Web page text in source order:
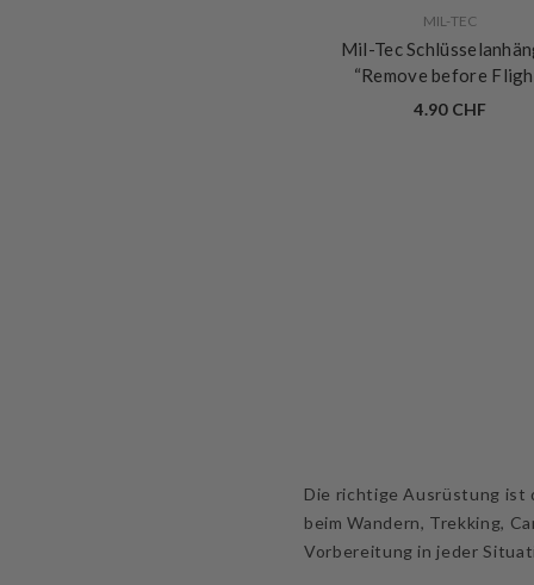
MIL-TEC
Mil-Tec
“Remove before
4.90 CHF
Die richtige Ausrüstung ist
beim Wandern, Trekking,
Vorbereitung in jeder